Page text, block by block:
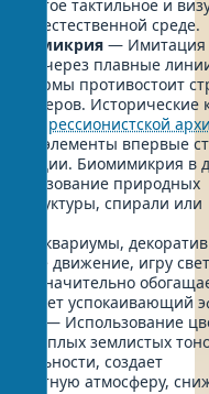
богатое тактильное и
о естественной среде.
— Имитация
через плавные
формы противостоит
Исторические
экспрессионистской
элементы впервые
Биомимикрия в
природных
структуры, спирали или
аквариумы,
движение, игру
что значительно
создает успокаивающий
— Использование
от теплых землистых
создает
атмосферу,